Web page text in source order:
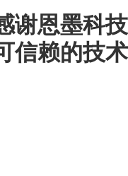
谢恩墨科
信赖的技